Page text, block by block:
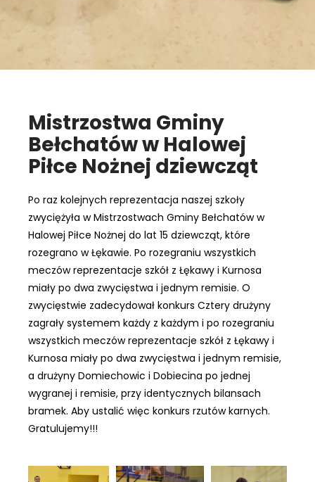
Mistrzostwa Gminy
Bełchatów w Halowej
Piłce Nożnej dziewcząt
Po raz kolejnych reprezentacja naszej szkoły
zwyciężyła w Mistrzostwach Gminy Bełchatów w
Halowej Piłce Nożnej do lat 15 dziewcząt, które
rozegrano w Łękawie. Po rozegraniu wszystkich
meczów reprezentacje szkół z Łękawy i Kurnosa
miały po dwa zwycięstwa i jednym remisie. O
zwycięstwie zadecydował konkurs Cztery drużyny
zagrały systemem każdy z każdym i po rozegraniu
wszystkich meczów reprezentacje szkół z Łękawy i
Kurnosa miały po dwa zwycięstwa i jednym remisie,
a drużyny Domiechowic i Dobiecina po jednej
wygranej i remisie, przy identycznych bilansach
bramek. Aby ustalić więc konkurs rzutów karnych.
Gratulujemy!!!